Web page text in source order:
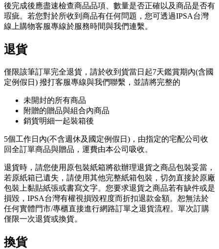
後完成後應盡速檢查商品品項、數量是否正確以及商品是否有
瑕疵。若您對於所收到商品有任何問題，您可透過IPSA台灣
線上購物客服專線於服務時間與我們連繫。
退貨
僅限該筆訂單完全退貨，請於收到貨當日起7天鑑賞期內(含國
定例假日) 撥打客服專線與我們聯繫，並請將完整的
未開封的所有商品
附贈的贈品與組合內商品
銷貨明細一起裝箱後
5個工作日內(不含週休及國定例假日)，由指定的宅配公司收
回全訂單商品與贈品，運費由本公司吸收。
退貨時，請您使用原包裝紙箱將欲辦理退貨之商品包裝妥當，
若原紙箱已遺失，請使用其他完整紙箱包裝，切勿直接於原廠
包裝上黏貼紙張或書寫文字。您要求退貨之商品若有缺件或是
損毀，IPSA台灣有權視損毀程度而折扣退款金額。恕無法於
任何實體門市/專櫃直接進行網路訂單之退貨流程。單次訂購
僅限一次退貨或換貨。
換貨